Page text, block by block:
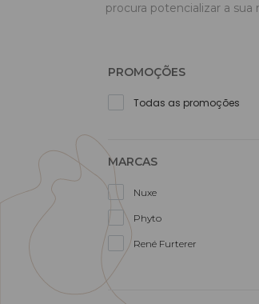
procura potencializar a sua
PROMOÇÕES
Todas as promoções
MARCAS
Nuxe
Phyto
René Furterer